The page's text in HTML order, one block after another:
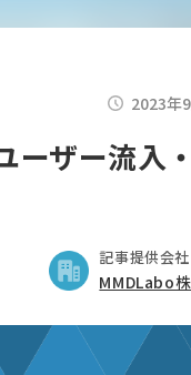
2023年
ザー流入
記事提供会社
MMDLabo